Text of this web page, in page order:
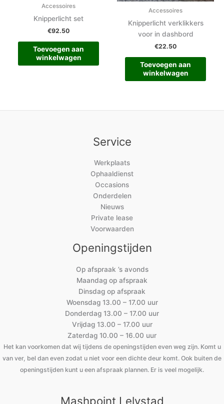
Accessoires
Knipperlicht set
€92.50
Toevoegen aan
winkelwagen
Accessoires
Knipperlicht verklikkers
voor in dashbord
€22.50
Toevoegen aan
winkelwagen
Service
Werkplaats
Ophaaldienst
Occasions
Onderdelen
Nieuws
Private lease
Voorwaarden
Openingstijden
Op afspraak ’s avonds
Maandag op afspraak
Dinsdag op afspraak
Woensdag 13.00 – 17.00 uur
Donderdag 13.00 – 17.00 uur
Vrijdag 13.00 – 17.00 uur
Zaterdag 10.00 – 16.00 uur
Het kan voorkomen dat wij tijdens de openingstijden even weg zijn. Komt u
van ver, bel dan even zodat u niet voor een dichte deur komt. Ook buiten de
openingstijden kunt u een afspraak plannen. Er is veel mogelijk.
Mashpoint Lelystad